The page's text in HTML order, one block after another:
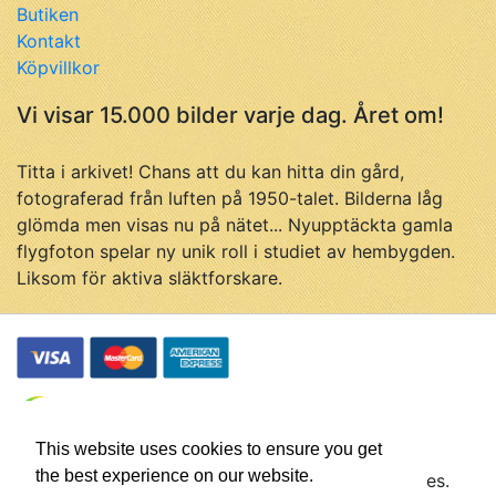
This website uses cookies to ensure you get
the best experience on our website.
Butiken
Kontakt
Köpvillkor
Vi visar 15.000 bilder varje dag. Året om!
Titta i arkivet! Chans att du kan hitta din gård,
fotograferad från luften på 1950-talet. Bilderna låg
glömda men visas nu på nätet... Nyupptäckta gamla
flygfoton spelar ny unik roll i studiet av hembygden.
Liksom för aktiva släktforskare.
© Flygfotohistoria, samtliga rättigheter förbehålles.